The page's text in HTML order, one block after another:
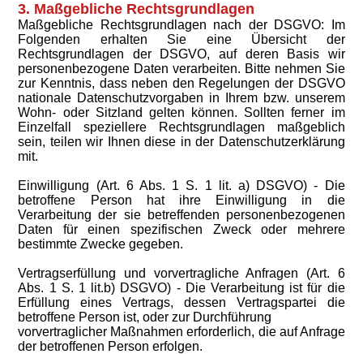
3. Maßgebliche Rechtsgrundlagen
Maßgebliche Rechtsgrundlagen nach der DSGVO: Im
Folgenden erhalten Sie eine Übersicht der
Rechtsgrundlagen der DSGVO, auf deren Basis wir
personenbezogene Daten verarbeiten. Bitte nehmen Sie
zur Kenntnis, dass neben den Regelungen der DSGVO
nationale Datenschutzvorgaben in Ihrem bzw. unserem
Wohn- oder Sitzland gelten können. Sollten ferner im
Einzelfall speziellere Rechtsgrundlagen maßgeblich
sein, teilen wir Ihnen diese in der Datenschutzerklärung
mit.
Einwilligung (Art. 6 Abs. 1 S. 1 lit. a) DSGVO) - Die
betroffene Person hat ihre Einwilligung in die
Verarbeitung der sie betreffenden personenbezogenen
Daten für einen spezifischen Zweck oder mehrere
bestimmte Zwecke gegeben.
Vertragserfüllung und vorvertragliche Anfragen (Art. 6
Abs. 1 S. 1 lit.b) DSGVO) - Die Verarbeitung ist für die
Erfüllung eines Vertrags, dessen Vertragspartei die
betroffene Person ist, oder zur Durchführung
vorvertraglicher Maßnahmen erforderlich, die auf Anfrage
der betroffenen Person erfolgen.